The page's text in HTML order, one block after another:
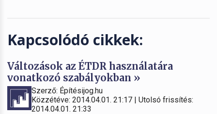
Kapcsolódó cikkek:
Változások az ÉTDR használatára
vonatkozó szabályokban »
Szerző: Építésijog.hu
Közzétéve: 2014.04.01. 21:17 | Utolsó frissítés:
2014.04.01. 21:33